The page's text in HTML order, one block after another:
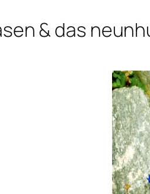
& das